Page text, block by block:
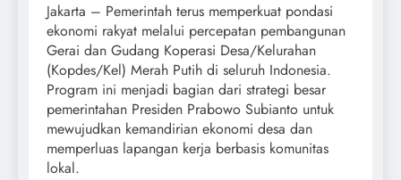
Jakarta – Pemerintah terus memperkuat pondasi
ekonomi rakyat melalui percepatan pembangunan
Gerai dan Gudang Koperasi Desa/Kelurahan
(Kopdes/Kel) Merah Putih di seluruh Indonesia.
Program ini menjadi bagian dari strategi besar
pemerintahan Presiden Prabowo Subianto untuk
mewujudkan kemandirian ekonomi desa dan
memperluas lapangan kerja berbasis komunitas
lokal.